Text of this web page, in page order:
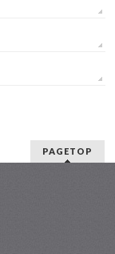
PAGETOP